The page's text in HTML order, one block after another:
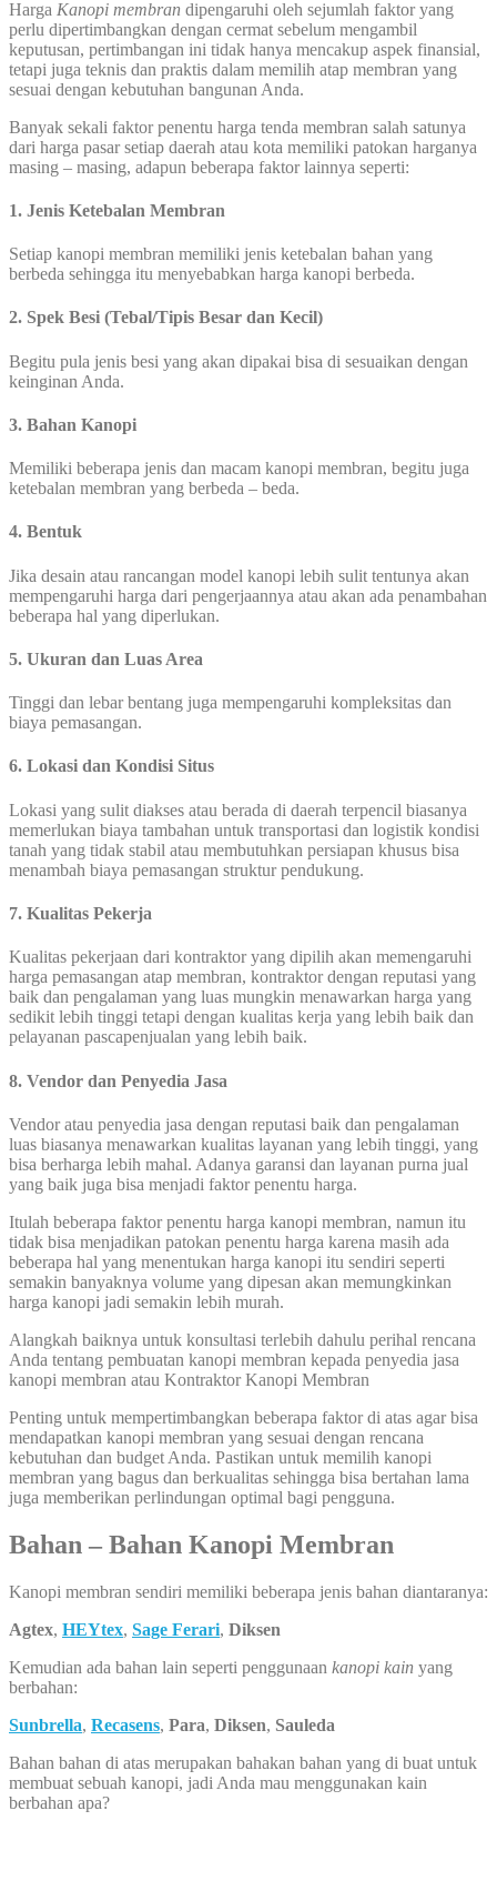
Harga Kanopi membran dipengaruhi oleh sejumlah faktor yang
perlu dipertimbangkan dengan cermat sebelum mengambil
keputusan, pertimbangan ini tidak hanya mencakup aspek finansial,
tetapi juga teknis dan praktis dalam memilih atap membran yang
sesuai dengan kebutuhan bangunan Anda.
Banyak sekali faktor penentu harga tenda membran salah satunya
dari harga pasar setiap daerah atau kota memiliki patokan harganya
masing – masing, adapun beberapa faktor lainnya seperti:
1. Jenis Ketebalan Membran
Setiap kanopi membran memiliki jenis ketebalan bahan yang
berbeda sehingga itu menyebabkan harga kanopi berbeda.
2. Spek Besi (Tebal/Tipis Besar dan Kecil)
Begitu pula jenis besi yang akan dipakai bisa di sesuaikan dengan
keinginan Anda.
3. Bahan Kanopi
Memiliki beberapa jenis dan macam kanopi membran, begitu juga
ketebalan membran yang berbeda – beda.
4. Bentuk
Jika desain atau rancangan model kanopi lebih sulit tentunya akan
mempengaruhi harga dari pengerjaannya atau akan ada penambahan
beberapa hal yang diperlukan.
5. Ukuran dan Luas Area
Tinggi dan lebar bentang juga mempengaruhi kompleksitas dan
biaya pemasangan.
6. Lokasi dan Kondisi Situs
Lokasi yang sulit diakses atau berada di daerah terpencil biasanya
memerlukan biaya tambahan untuk transportasi dan logistik kondisi
tanah yang tidak stabil atau membutuhkan persiapan khusus bisa
menambah biaya pemasangan struktur pendukung.
7. Kualitas Pekerja
Kualitas pekerjaan dari kontraktor yang dipilih akan memengaruhi
harga pemasangan atap membran, kontraktor dengan reputasi yang
baik dan pengalaman yang luas mungkin menawarkan harga yang
sedikit lebih tinggi tetapi dengan kualitas kerja yang lebih baik dan
pelayanan pascapenjualan yang lebih baik.
8. Vendor dan Penyedia Jasa
Vendor atau penyedia jasa dengan reputasi baik dan pengalaman
luas biasanya menawarkan kualitas layanan yang lebih tinggi, yang
bisa berharga lebih mahal. Adanya garansi dan layanan purna jual
yang baik juga bisa menjadi faktor penentu harga.
Itulah beberapa faktor penentu harga kanopi membran, namun itu
tidak bisa menjadikan patokan penentu harga karena masih ada
beberapa hal yang menentukan harga kanopi itu sendiri seperti
semakin banyaknya volume yang dipesan akan memungkinkan
harga kanopi jadi semakin lebih murah.
Alangkah baiknya untuk konsultasi terlebih dahulu perihal rencana
Anda tentang pembuatan kanopi membran kepada penyedia jasa
kanopi membran atau Kontraktor Kanopi Membran
Penting untuk mempertimbangkan beberapa faktor di atas agar bisa
mendapatkan kanopi membran yang sesuai dengan rencana
kebutuhan dan budget Anda. Pastikan untuk memilih kanopi
membran yang bagus dan berkualitas sehingga bisa bertahan lama
juga memberikan perlindungan optimal bagi pengguna.
Bahan – Bahan Kanopi Membran
Kanopi membran sendiri memiliki beberapa jenis bahan diantaranya:
Agtex, HEYtex, Sage Ferari, Diksen
Kemudian ada bahan lain seperti penggunaan kanopi kain yang
berbahan:
Sunbrella, Recasens, Para, Diksen, Sauleda
Bahan bahan di atas merupakan bahakan bahan yang di buat untuk
membuat sebuah kanopi, jadi Anda mau menggunakan kain
berbahan apa?